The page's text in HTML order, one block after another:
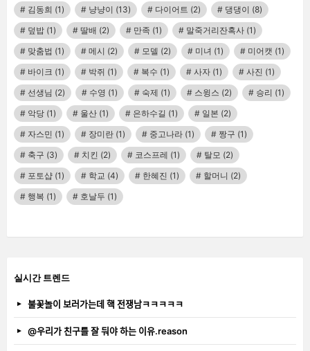
김동희 (1) 냥냥이 (13) 다이어트 (2) 댕댕이 (8)
덮밥 (1) 딸배 (2) 만족 (1) 말죽거리잔혹사 (1)
맞춤법 (1) 메시 (2) 모델 (2) 미녀 (1) 미어캣 (1)
바이크 (1) 박쥐 (1) 복수 (1) 사자 (1) 사진 (1)
선생님 (2) 수영 (1) 숙제 (1) 스윙스 (2) 승리 (1)
악당 (1) 울산 (1) 은하수길 (1) 일본 (2)
자스민 (1) 장미란 (1) 중고나라 (1) 짱구 (1)
축구 (3) 치킨 (2) 코스프레 (1) 탈모 (2)
포토샵 (1) 학교 (4) 한혜진 (1) 할머니 (2)
행복 (1) 호날두 (1)
실시간 트렌드
불꽃놀이 보러가는데 핵 전쟁남ㅋㅋㅋㅋㅋ
@우리가 친구를 잘 둬야 하는 이유.reason